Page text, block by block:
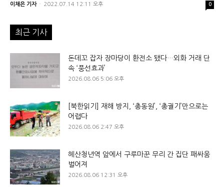
이채은 기자 - 2022.07.14 12:11 오후 0
최근 기사
돈데꼬 잡자 장마당이 환전소 됐다…외화 거래 단
속 ‘풍선효과’
2026.08.06 5:06 오후
[북한읽기] 재해 방지, ‘총동원’, ‘총궐기’만으로는
어렵다
2026.08.06 2:47 오후
혜산청년역 앞에서 구루마꾼 무리 간 집단 패싸움
벌어져
2026.08.06 12:31 오후